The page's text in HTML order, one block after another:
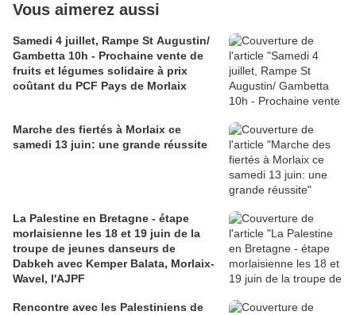
Vous aimerez aussi
Samedi 4 juillet, Rampe St Augustin/
Gambetta 10h - Prochaine vente de
fruits et légumes solidaire à prix
coûtant du PCF Pays de Morlaix
Marche des fiertés à Morlaix ce
samedi 13 juin: une grande réussite
La Palestine en Bretagne - étape
morlaisienne les 18 et 19 juin de la
troupe de jeunes danseurs de
Dabkeh avec Kemper Balata, Morlaix-
Wavel, l'AJPF
Rencontre avec les Palestiniens de